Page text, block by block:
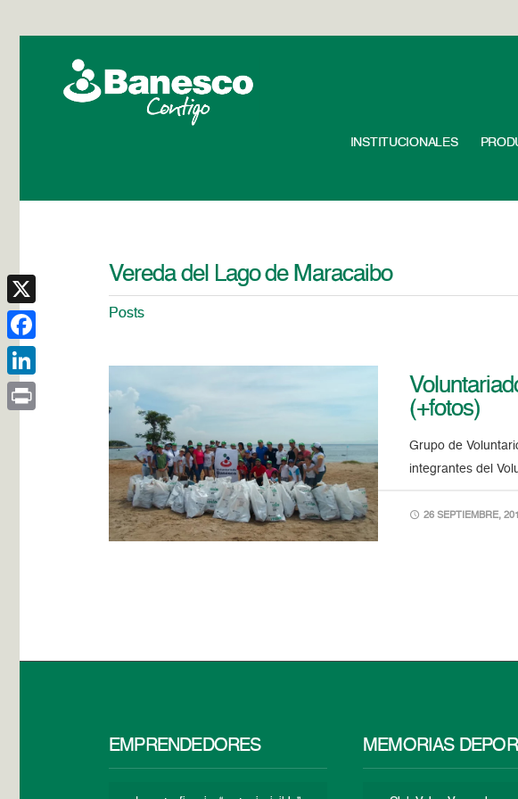
INSTITUCIONALES
Vereda del Lago de Maracaibo
Posts
(+fotos)
Grupo de
integrantes del
26 SEPTIEMBRE,
EMPRENDEDORES MEMORIAS
X
Facebook
LinkedIn